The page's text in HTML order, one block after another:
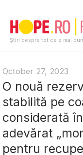
content
Știri despre tot ce e mai
October 27, 2023
O nouă
stabilită pe
considerată
adevărat
pentru